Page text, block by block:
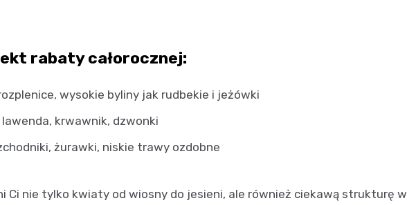
rabaty całorocznej:
wysokie byliny jak rudbekie i jeżówki
lawenda, krwawnik, dzwonki
żurawki, niskie trawy ozdobne
Ci nie tylko kwiaty od wiosny do jesieni, ale również ciekawą strukturę w